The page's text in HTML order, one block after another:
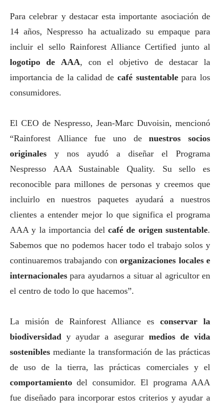
Para celebrar y destacar esta importante asociación de
14 años, Nespresso ha actualizado su empaque para
incluir el sello Rainforest Alliance Certified junto al
logotipo de AAA, con el objetivo de destacar la
importancia de la calidad de café sustentablepara los
consumidores.
El CEO de Nespresso, Jean-Marc Duvoisin, mencionó
“Rainforest Alliance fue uno denuestros socios
originales y nos ayudó a diseñar el Programa
Nespresso AAA Sustainable Quality. Su sello es
reconocible para millones de personas y creemos que
incluirlo en nuestros paquetes ayudará a nuestros
clientes a entender mejor lo que significa el programa
AAA y la importancia del café de origen sustentable.
Sabemos que no podemos hacer todo el trabajo solos y
continuaremos trabajando conorganizaciones locales e
internacionalespara ayudarnos a situar al agricultor en
el centro de todo lo que hacemos”.
La misión de Rainforest Alliance es conservar la
biodiversidady ayudar a asegurar medios de vida
sosteniblesmediante la transformación de las prácticas
de uso de la tierra, las prácticas comerciales y el
comportamientodel consumidor. El programa AAA
fue diseñado para incorporar estos criterios y ayudar a